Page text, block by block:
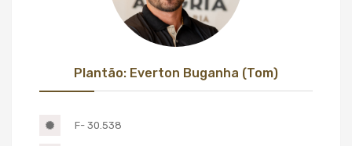
Plantão: Everton Buganha (Tom)
F- 30.538